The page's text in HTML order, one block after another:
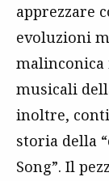
apprezzare
evoluzioni
malinconica
musicali
inoltre,
storia della
Song”. Il